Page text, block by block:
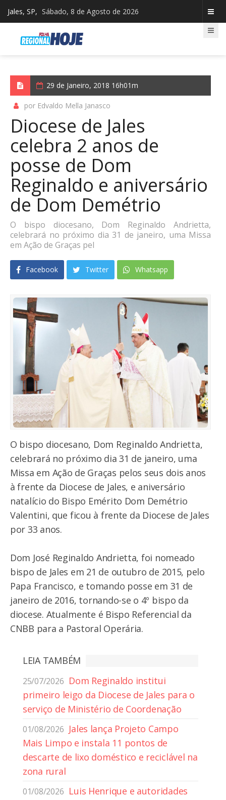
Jales, SP, Sábado, 8 de Agosto de 2026
29 de Janeiro, 2018 16h01m
por Edvaldo Mella Janasco
Diocese de Jales
celebra 2 anos de
posse de Dom
Reginaldo e aniversário
de Dom Demétrio
O bispo diocesano, Dom Reginaldo Andrietta,
celebrará no próximo dia 31 de janeiro, uma Missa
em Ação de Graças pel
Facebook Twitter Whatsapp
O bispo diocesano, Dom Reginaldo Andrietta,
celebrará no próximo dia 31 de janeiro, uma
Missa em Ação de Graças pelos seus dois anos
à frente da Diocese de Jales, e aniversário
natalício do Bispo Emérito Dom Demétrio
Valentini, que ficou à frente da Diocese de Jales
por 33 anos.
Dom José Reginaldo Andrietta, foi nomeado
bispo de Jales em 21 de outubro de 2015, pelo
Papa Francisco, e tomando posse em 31 de
janeiro de 2016, tornando-se o 4º bispo da
diocese. Atualmente é Bispo Referencial da
CNBB para a Pastoral Operária.
LEIA TAMBÉM
25/07/2026 Dom Reginaldo institui
primeiro leigo da Diocese de Jales para o
serviço de Ministério de Coordenação
01/08/2026 Jales lança Projeto Campo
Mais Limpo e instala 11 pontos de
descarte de lixo doméstico e reciclável na
zona rural
01/08/2026 Luis Henrique e autoridades